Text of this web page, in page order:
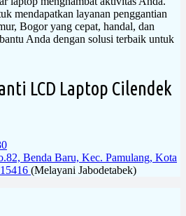
mendapatkan layanan penggantian
Bogor yang cepat, handal, dan
Anda dengan solusi terbaik untuk
LCD Laptop Cilendek
Benda Baru, Kec. Pamulang, Kota
(Melayani Jabodetabek)